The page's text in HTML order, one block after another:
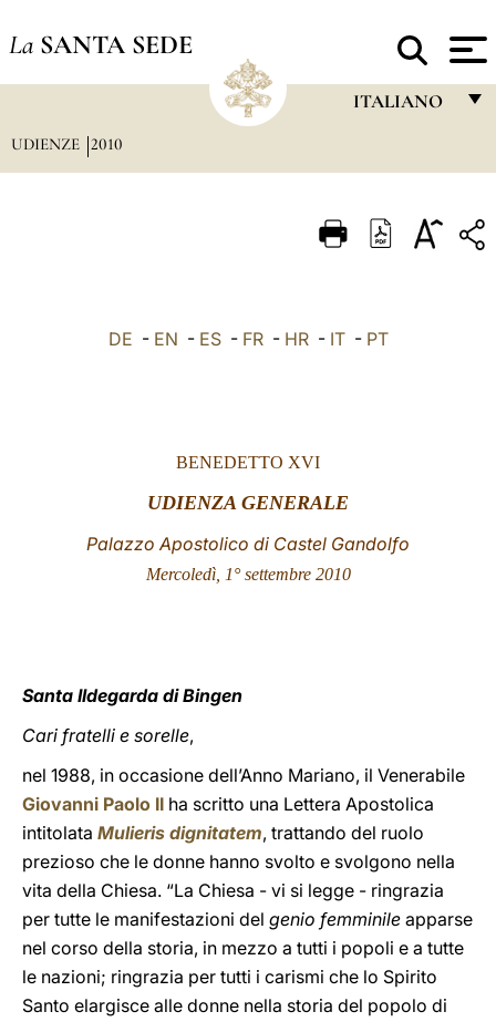
La SANTA SEDE
ITALIANO
ITALIANO
LATINE
UDIENZE 2010
DE - EN - ES- FR- HR- IT- PT
BENEDETTO XVI
UDIENZA GENERALE
Palazzo Apostolico di Castel Gandolfo
Mercoledì, 1° settembre 2010
Santa Ildegarda di Bingen
Cari fratelli e sorelle,
nel 1988, in occasione dell’Anno Mariano, il Venerabile
Giovanni Paolo II ha scritto una Lettera Apostolica
intitolata Mulieris dignitatem, trattando del ruolo
prezioso che le donne hanno svolto e svolgono nella
vita della Chiesa. “La Chiesa - vi si legge - ringrazia
per tutte le manifestazioni del genio femminile apparse
nel corso della storia, in mezzo a tutti i popoli e a tutte
le nazioni; ringrazia per tutti i carismi che lo Spirito
Santo elargisce alle donne nella storia del popolo di